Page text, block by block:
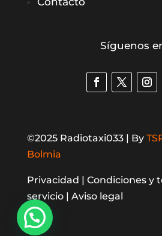
Síguenos
©2025 Radiotaxi033 | By
Bolmia
Privacidad | Condiciones y
servicio | Aviso legal